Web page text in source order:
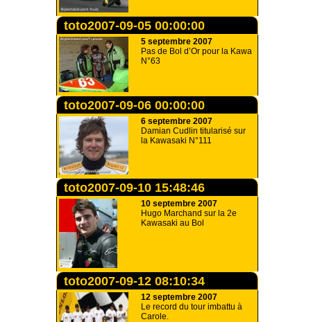
toto2007-09-05 00:00:00
5 septembre 2007
Pas de Bol d’Or pour la Kawa
N°63
toto2007-09-06 00:00:00
6 septembre 2007
Damian Cudlin titularisé sur
la Kawasaki N°111
toto2007-09-10 15:48:46
10 septembre 2007
Hugo Marchand sur la 2e
Kawasaki au Bol
toto2007-09-12 08:10:34
12 septembre 2007
Le record du tour imbattu à
Carole.